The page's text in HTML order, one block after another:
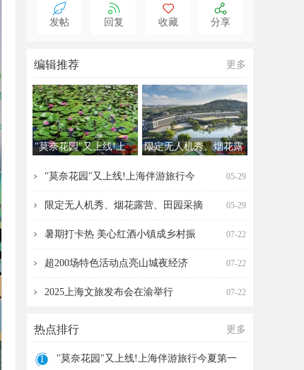
发帖 回复 收藏 分享
编辑推荐 更多
"莫奈花园"又上线!上
限定无人机秀、烟花露
"莫奈花园"又上线!上海伴游旅行今
05-29
限定无人机秀、烟花露营、田园采摘 05-29
暑期打卡热 美心红酒小镇成乡村振 07-22
超200场特色活动点亮山城夜经济 07-22
2025上海文旅发布会在渝举行 07-22
热点排行 更多
1
"莫奈花园"又上线!上海伴游旅行今夏第一